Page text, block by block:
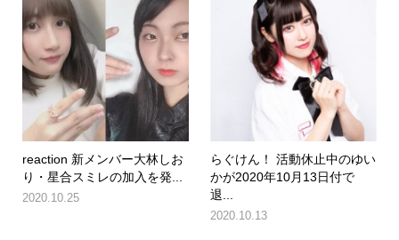
reaction 新メンバー大林しお
り・星合スミレの加入を発...
2020.10.25
らぐけん！ 活動休止中のゆい
かが2020年10月13日付で
退...
2020.10.13